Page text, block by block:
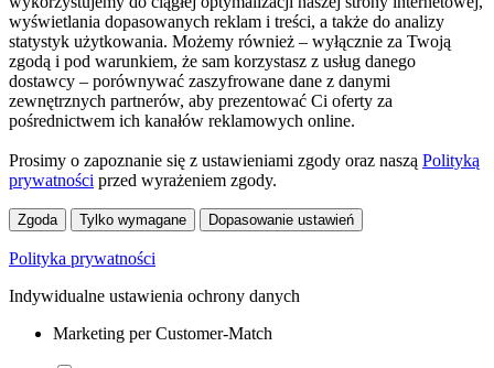
wyświetlania dopasowanych reklam i treści, a także do analizy
statystyk użytkowania. Możemy również – wyłącznie za Twoją
zgodą i pod warunkiem, że sam korzystasz z usług danego
dostawcy – porównywać zaszyfrowane dane z danymi
zewnętrznych partnerów, aby prezentować Ci oferty za
pośrednictwem ich kanałów reklamowych online.
Prosimy o zapoznanie się z ustawieniami zgody oraz naszą Polityką
prywatności przed wyrażeniem zgody.
Zgoda Tylko wymagane Dopasowanie ustawień
Polityka prywatności
Indywidualne ustawienia ochrony danych
Marketing per Customer-Match